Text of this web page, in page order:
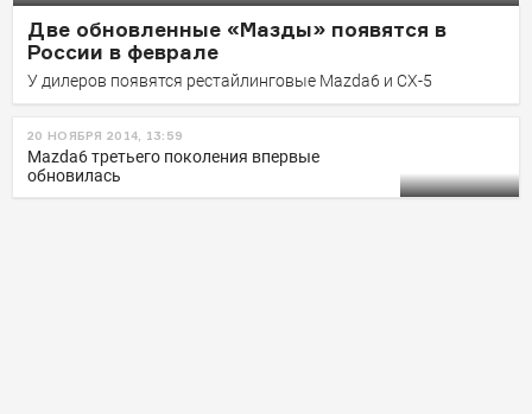
Опубликован полный прайс-лист двух рестайлинговых
моделей
Две обновленные «Мазды» появятся в
России в феврале
У дилеров появятся рестайлинговые Mazda6 и CX-5
20 НОЯБРЯ 2014, 13:59
Mazda6 третьего поколения впервые
обновилась